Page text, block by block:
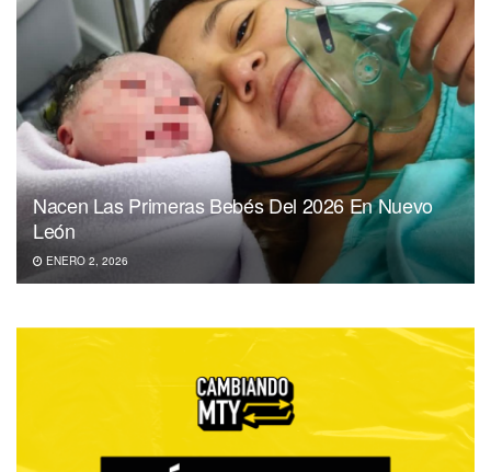
Nacen Las Primeras Bebés Del 2026 En Nuevo
León
ENERO 2, 2026